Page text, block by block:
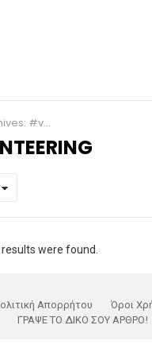
were found.
Απορρήτου Όροι
ΓΡΑΨΕ ΤΟ ΔΙΚΟ ΣΟΥ ΑΡΘΡΟ!